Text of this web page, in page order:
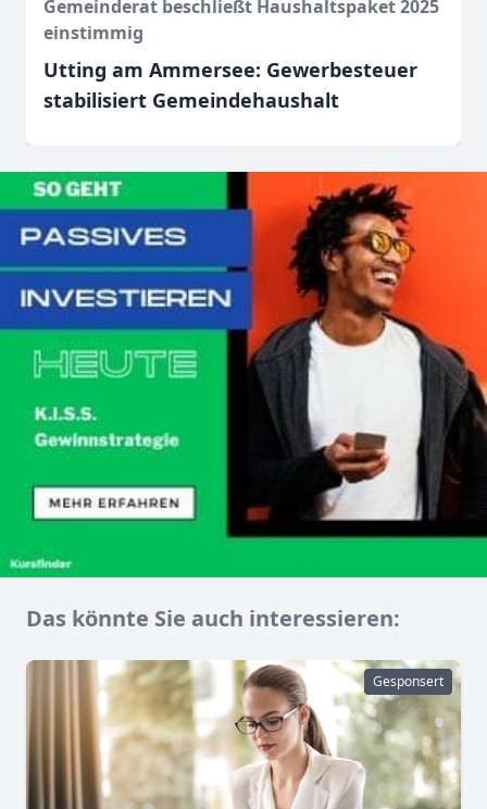
Gemeinderat beschließt Haushaltspaket 2025
einstimmig
Utting am Ammersee: Gewerbesteuer
stabilisiert Gemeindehaushalt
Das könnte Sie auch interessieren:
Gesponsert